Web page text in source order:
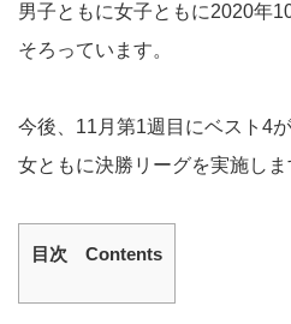
男子ともに女子ともに2020年
そろっています。
今後、11月第1週目にベスト4
女ともに決勝リーグを実施しま
目次 Contents